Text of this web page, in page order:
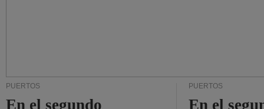
PUERTOS
En el segundo
PUERTOS
En el